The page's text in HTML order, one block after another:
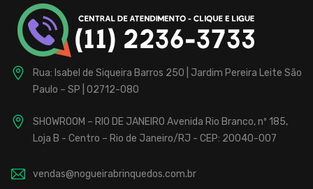
Rua: Isabel de Siqueira Barros 250 | Jardim Pereira Leite São
Paulo – SP | 02712-080
SHOWROOM – RIO DE JANEIRO Avenida Rio Branco, nº 185,
Loja B - Centro – Rio de Janeiro/RJ - CEP: 20040-007
vendas@nogueirabrinquedos.com.br